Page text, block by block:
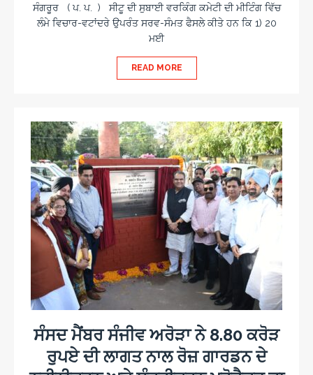
ਸੰਗਰੂਰ ( ਪ. ਪ. ) ਸੀਟੂ ਦੀ ਸੁਬਾਈ ਵਰਕਿੰਗ ਕਮੇਟੀ ਦੀ ਮੀਟਿੰਗ ਵਿੱਚ
ਲੰਮੇ ਵਿਚਾਰ-ਵਟਾਂਦਰੇ ਉਪਰੰਤ ਸਰਵ-ਸੰਮਤ ਫੈਸਲੇ ਕੀਤੇ ਹਨ ਕਿ 1) 20
ਮਈ
READ MORE
ਸੰਸਦ ਮੈਂਬਰ ਸੰਜੀਵ ਅਰੋੜਾ ਨੇ 8.80 ਕਰੋੜ
ਰੁਪਏ ਦੀ ਲਾਗਤ ਨਾਲ ਰੋਜ਼ ਗਾਰਡਨ ਦੇ